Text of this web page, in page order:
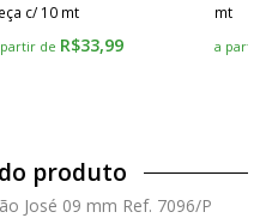
c/ 10 mt
de R$33,99
mt
a
produto
José 09 mm Ref. 7096/P